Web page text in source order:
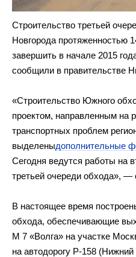
Строительство третьей
Новгорода протяженностью
завершить в начале 2015
сообщили в правительстве
«Строительство Южного
проектом, направленным на
транспортных проблем
выделеныдополнительные
Сегодня ведутся работы на
третьей очереди обхода», —
В настоящее время
обхода, обеспечивающие
М 7 «Волга» на участке
на автодорогу Р-158